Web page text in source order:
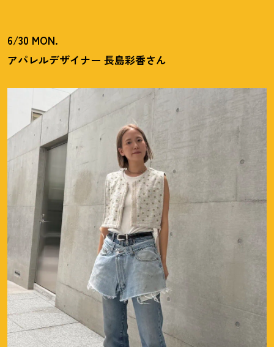
6/30 MON.
アパレルデザイナー 長島彩香さん